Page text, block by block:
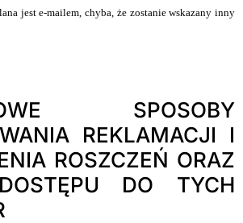
jest e-mailem, chyba, że zostanie wskazany inny
SPOSOBY
REKLAMACJI I
ROSZCZEŃ ORAZ
DO TYCH